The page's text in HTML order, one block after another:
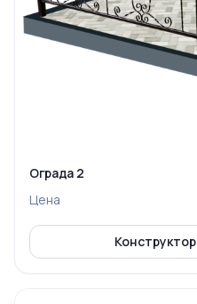
Ограда 2
Цена
Конструктор